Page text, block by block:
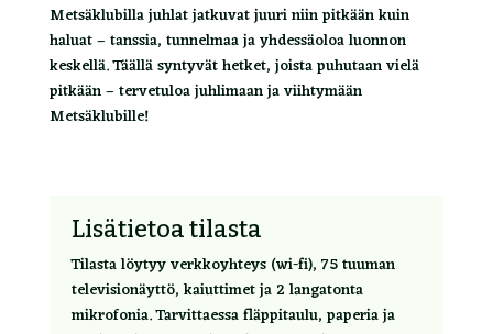
Metsäklubilla juhlat jatkuvat juuri niin pitkään kuin
haluat – tanssia, tunnelmaa ja yhdessäoloa luonnon
keskellä. Täällä syntyvät hetket, joista puhutaan vielä
pitkään – tervetuloa juhlimaan ja viihtymään
Metsäklubille!
Lisätietoa tilasta
Tilasta löytyy verkkoyhteys (wi-fi), 75 tuuman
televisionäyttö, kaiuttimet ja 2 langatonta
mikrofonia. Tarvittaessa fläppitaulu, paperia ja